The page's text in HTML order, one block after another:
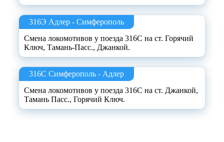
316Э Адлер - Симферополь
Смена локомотивов у поезда 316С на ст. Горячий
Ключ, Тамань-Пасс., Джанкой.
316С Симферополь - Адлер
Смена локомотивов у поезда 316С на ст. Джанкой,
Тамань Пасс., Горячий Ключ.